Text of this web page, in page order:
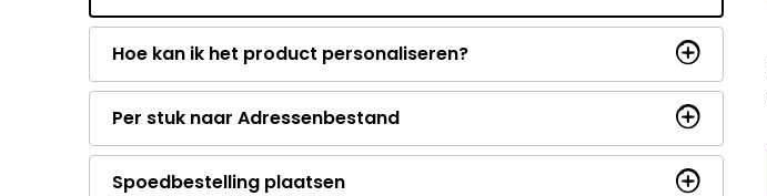
Hoe kan ik het product personaliseren?
Per stuk naar Adressenbestand
Spoedbestelling plaatsen